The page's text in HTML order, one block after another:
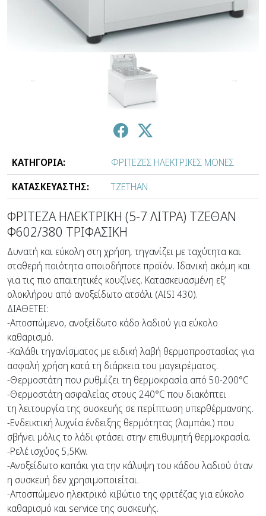
↑ ↓
ΚΑΤΗΓΟΡΙΑ:
ΦΡΙΤΕΖΕΣ ΗΛΕΚΤΡΙΚΕΣ ΜΟΝΕΣ
ΚΑΤΑΣΚΕΥΑΣΤΗΣ:
ΤΖΕΤΗΑΝ
ΦΡΙΤΕΖΑ ΗΛΕΚΤΡΙΚΗ (5-7 ΛΙΤΡΑ) ΤΖΕΘΑΝ
Φ602/380 ΤΡΙΦΑΣΙΚΗ
Δυνατή και εύκολη στη χρήση, τηγανίζει με ταχύτητα και
σταθερή ποιότητα οποιοδήποτε προϊόν. Ιδανική ακόμη και
για τις πιο απαιτητικές κουζίνες. Κατασκευασμένη εξ’
ολοκλήρου από ανοξείδωτο ατσάλι (AISI 430).
ΔΙΑΘΕΤΕΙ:
-Αποσπώμενο, ανοξείδωτο κάδο λαδιού για εύκολο
καθαρισμό.
-Καλάθι τηγανίσματος με ειδική λαβή θερμοπροστασίας για
ασφαλή χρήση κατά τη διάρκεια του μαγειρέματος.
-Θερμοστάτη που ρυθμίζει τη θερμοκρασία από 50-200°C
-Θερμοστάτη ασφαλείας στους 240°C που διακόπτει
τη λειτουργία της συσκευής σε περίπτωση υπερθέρμανσης.
-Ενδεικτική λυχνία ένδειξης θερμότητας (λαμπάκι) που
σβήνει μόλις το λάδι φτάσει στην επιθυμητή θερμοκρασία.
-Ρελέ ισχύος 5,5Kw.
-Ανοξείδωτο καπάκι για την κάλυψη του κάδου λαδιού όταν
η συσκευή δεν χρησιμοποιείται.
-Αποσπώμενο ηλεκτρικό κιβώτιο της φριτέζας για εύκολο
καθαρισμό και service της συσκευής.